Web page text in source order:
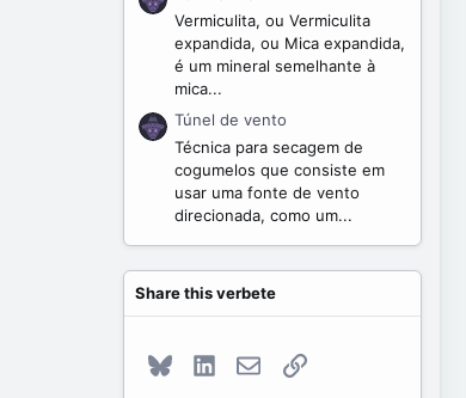
Vermiculita, ou Vermiculita
expandida, ou Mica expandida,
é um mineral semelhante à
mica...
Túnel de vento
Técnica para secagem de
cogumelos que consiste em
usar uma fonte de vento
direcionada, como um...
Share this verbete
Bluesky LinkedInE-mailLink